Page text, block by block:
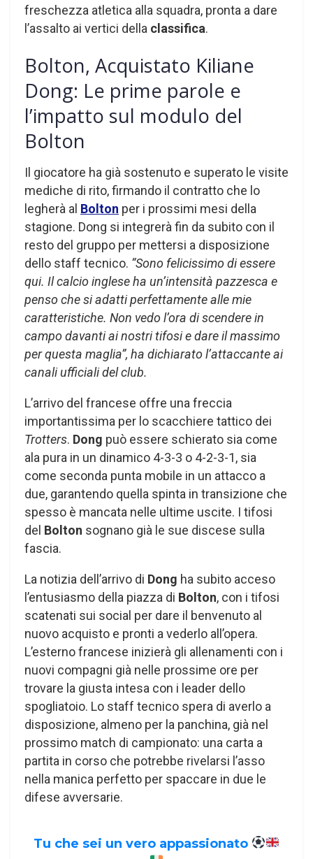
freschezza atletica alla squadra, pronta a dare
l’assalto ai vertici della classifica.
Bolton, Acquistato Kiliane
Dong: Le prime parole e
l’impatto sul modulo del
Bolton
Il giocatore ha già sostenuto e superato le visite
mediche di rito, firmando il contratto che lo
legherà al Bolton per i prossimi mesi della
stagione. Dong si integrerà fin da subito con il
resto del gruppo per mettersi a disposizione
dello staff tecnico. ​ “Sono felicissimo di essere
qui. Il calcio inglese ha un’intensità pazzesca e
penso che si adatti perfettamente alle mie
caratteristiche. Non vedo l’ora di scendere in
campo davanti ai nostri tifosi e dare il massimo
per questa maglia”, ha dichiarato l’attaccante ai
canali ufficiali del club.
L’arrivo del francese offre una freccia
importantissima per lo scacchiere tattico dei
Trotters. Dong può essere schierato sia come
ala pura in un dinamico 4-3-3 o 4-2-3-1, sia
come seconda punta mobile in un attacco a
due, garantendo quella spinta in transizione che
spesso è mancata nelle ultime uscite. I tifosi
del Bolton sognano già le sue discese sulla
fascia.
La notizia dell’arrivo di Dong ha subito acceso
l’entusiasmo della piazza di Bolton, con i tifosi
scatenati sui social per dare il benvenuto al
nuovo acquisto e pronti a vederlo all’opera.
L’esterno francese inizierà gli allenamenti con i
nuovi compagni già nelle prossime ore per
trovare la giusta intesa con i leader dello
spogliatoio. Lo staff tecnico spera di averlo a
disposizione, almeno per la panchina, già nel
prossimo match di campionato: una carta a
partita in corso che potrebbe rivelarsi l’asso
nella manica perfetto per spaccare in due le
difese avversarie.
Tu che sei un vero appassionato